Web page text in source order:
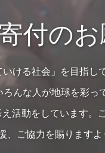
付の
ける社会」を目指
んな人が地球を彩
活動をしています
、ご協力を賜りますよ